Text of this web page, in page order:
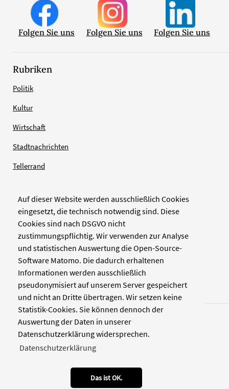
Auf dieser Website werden ausschließlich Cookies
eingesetzt, die technisch notwendig sind. Diese
Cookies sind nach DSGVO nicht
zustimmungspflichtig. Wir verwenden zur Analyse
und statistischen Auswertung die Open-Source-
Software Matomo. Die dadurch erhaltenen
Informationen werden ausschließlich
pseudonymisiert auf unserem Server gespeichert
und nicht an Dritte übertragen. Wir setzen keine
Statistik-Cookies. Sie können dennoch der
Auswertung der Daten in unserer
Datenschutzerklärung widersprechen.
Datenschutzerklärung
Das ist OK.
Folgen Sie uns Folgen Sie uns Folgen Sie uns
Rubriken
Politik
Kultur
Wirtschaft
Stadtnachrichten
Tellerrand
Verlag
Pinienstraße 2
40233 Düsseldorf
www.zellwerk.com
Kontakt Datenschutz